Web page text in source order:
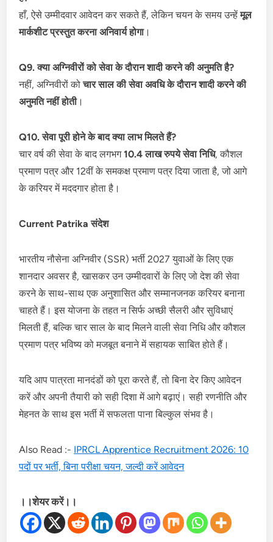
हाँ, ऐसे उम्मीदवार आवेदन कर सकते हैं, लेकिन चयन के समय उन्हेंमूल
मार्कशीट प्रस्तुत करना अनिवार्य होगा।
Q9. क्या अग्निवीरों को सेवा के दौरान शादी करने की अनुमति है?
नहीं, अग्निवीरों कोचार साल की सेवा अवधि के दौरान शादी करने की
अनुमति नहीं होती।
Q10. सेवा पूरी होने के बाद क्या लाभ मिलते हैं?
चार वर्ष की सेवा के बाद लगभग10.4 लाख रुपये सेवा निधि, कौशल
प्रमाण पत्र और 12वीं के समकक्ष प्रमाण पत्र दिया जाता है, जो आगे
के करियर में मददगार होता है।
Current Patrika संदेश
भारतीय नौसेना अग्निवीर (SSR) भर्ती 2027 युवाओं के लिए एक
शानदार अवसर है, खासकर उन उम्मीदवारों के लिए जो देश की सेवा
करने के साथ-साथ एक अनुशासित और सम्मानजनक करियर बनाना
चाहते हैं। इस योजना के तहत न सिर्फ अच्छी सैलरी और सुविधाएं
मिलती हैं, बल्कि चार साल के बाद मिलने वाली सेवा निधि और कौशल
प्रमाण पत्र भविष्य को मजबूत बनाने में सहायक साबित होते हैं।
यदि आप पात्रता मानदंडों को पूरा करते हैं, तो बिना देर किए आवेदन
करें और अपनी तैयारी को सही दिशा में आगे बढ़ाएं। सही रणनीति और
मेहनत के साथ इस भर्ती में सफलता पाना बिल्कुल संभव है।
Also Read :- IPRCL Apprentice Recruitment 2026: 10
पदों पर भर्ती, बिना परीक्षा चयन, जल्दी करें आवेदन
।।शेयर करें।।